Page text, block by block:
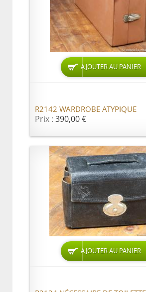
AJOUTER AU PANIER
R2142 WARDROBE ATYPIQUE
Prix : 390,00 €
AJOUTER AU PANIER